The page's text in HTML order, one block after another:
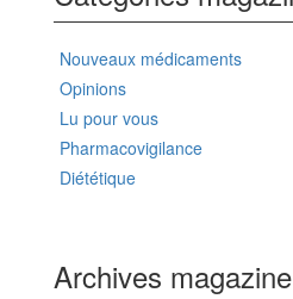
Nouveaux médicaments
Opinions
Lu pour vous
Pharmacovigilance
Diététique
Archives magazine